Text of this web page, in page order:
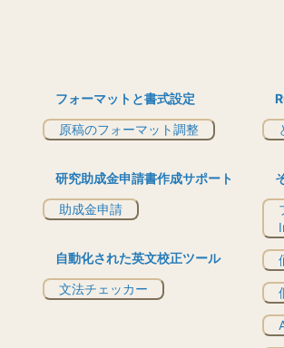
フォーマットと書式設定
原稿のフォーマット調整
研究助成金申請書作成サポート
助成金申請
自動化された英文校正ツール
文法チェッカー